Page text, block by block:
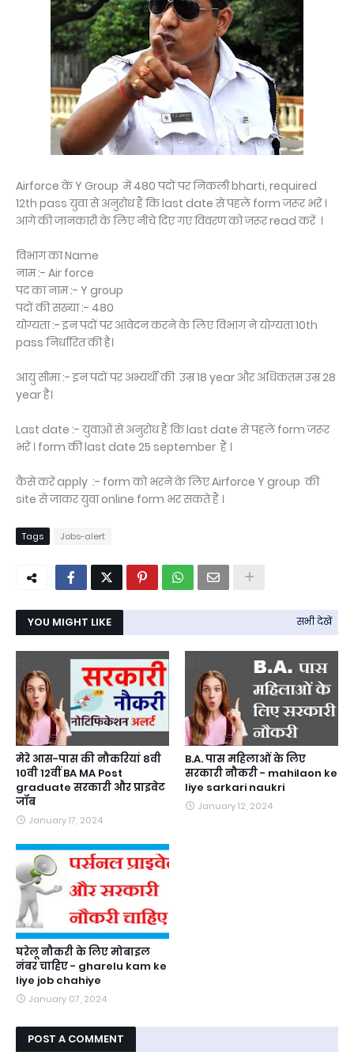
Airforce के Y Group में 480 पदों पर निकली bharti, required
12th pass युवा से अनुरोध हैं कि last date से पहले form जरूर भरें ।
आगे की जानकारी के लिए नीचे दिए गए विवरण को जरूर read करें ।
विभाग का Name
नाम :- Air force
पद का नाम :- Y group
पदों की संख्या :- 480
योग्यता :- इन पदों पर आवेदन करने के लिए विभाग ने योग्यता 10th
pass निर्धारित की है।
आयु सीमा :- इन पदों पर अभ्यर्थी की उम्र 18 year और अधिकतम उम्र 28
year है।
Last date :- युवाओं से अनुरोध हैं कि last date से पहले form जरूर
भरें । form की last date 25 september हैं ।
कैसे करें apply :- form को भरने के लिए Airforce Y group की
site से जाकर युवा online form भर सकते हैं ।
Tags Jobs-alert
YOU MIGHT LIKE सभी देखें
मेरे आस-पास की नौकरियां 8वी
10वी 12वीं BA MA Post
graduate सरकारी और प्राइवेट
जॉब
January 17, 2024
B.A. पास महिलाओं के लिए
सरकारी नौकरी - mahilaon ke
liye sarkari naukri
January 12, 2024
घरेलू नौकरी के लिए मोबाइल
नंबर चाहिए - gharelu kam ke
liye job chahiye
January 07, 2024
POST A COMMENT